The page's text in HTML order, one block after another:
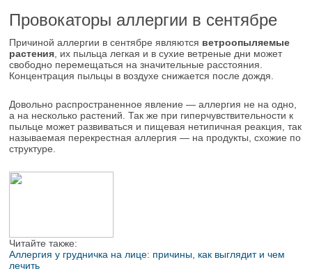
Провокаторы аллергии в сентябре
Причиной аллергии в сентябре являются ветроопыляемые
растения , их пыльца легкая и в сухие ветреные дни может
свободно перемещаться на значительные расстояния.
Концентрация пыльцы в воздухе снижается после дождя.
Довольно распространенное явление ― аллергия не на одно,
а на несколько растений. Так же при гиперчувствительности к
пыльце может развиваться и пищевая нетипичная реакция, так
называемая перекрестная аллергия ― на продукты, схожие по
структуре.
Читайте также:
Аллергия у грудничка на лице: причины, как выглядит и чем
лечить